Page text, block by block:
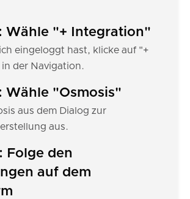
Wähle "+ Integration"
eingeloggt hast, klicke auf "+
der Navigation.
Wähle "Osmosis"
aus dem Dialog zur
aus.
Folge den
auf dem